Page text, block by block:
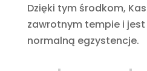
Dzięki tym środkom,
zawrotnym tempie i
normalną egzystencje.